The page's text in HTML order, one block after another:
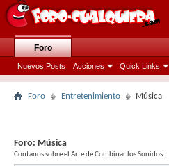
Foro
Nuevos Posts Acciones Quick Links
Foro Entretenimiento Música
Foro: Música
Contanos sobre el Arte de Combinar los Sonidos...